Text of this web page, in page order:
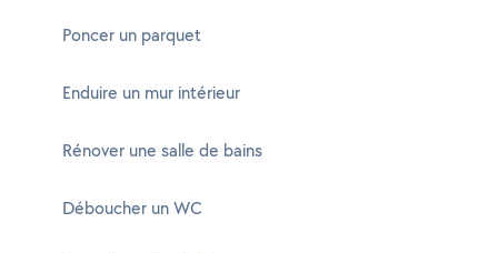
Poncer un parquet
Enduire un mur intérieur
Rénover une salle de bains
Déboucher un WC